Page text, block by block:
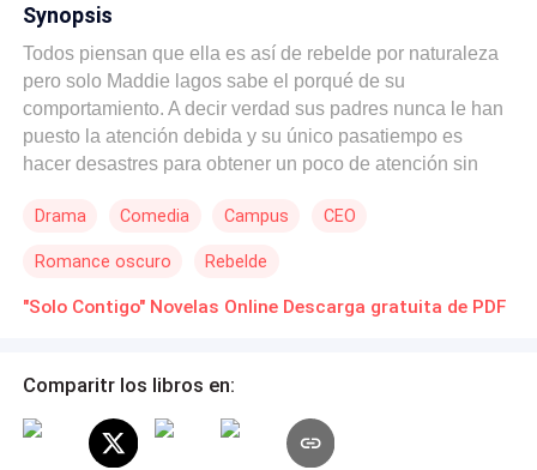
Synopsis
Todos piensan que ella es así de rebelde por naturaleza
pero solo Maddie lagos sabe el porqué de su
comportamiento. A decir verdad sus padres nunca le han
puesto la atención debida y su único pasatiempo es
hacer desastres para obtener un poco de atención sin
deben ser solucionados por Aarón Braun un excelente
familia lagos tendrá que olvidarse de su carrera para
forjarse como escolta y así ser uno de los escoltas de la
Drama Comedia Campus CEO
Romance oscuro Rebelde
"Solo Contigo" Novelas Online Descarga gratuita de PDF
Comparitr los libros en: